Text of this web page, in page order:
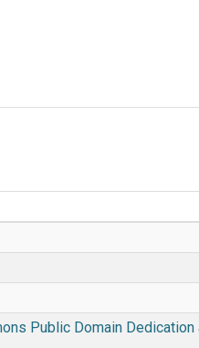
Public Domain Dedication